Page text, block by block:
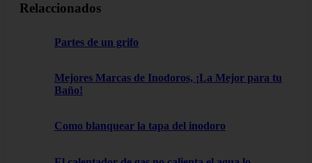
Relaccionados
Partes de un grifo
Mejores Marcas de Inodoros, ¡La Mejor para tu
Baño!
Como blanquear la tapa del inodoro